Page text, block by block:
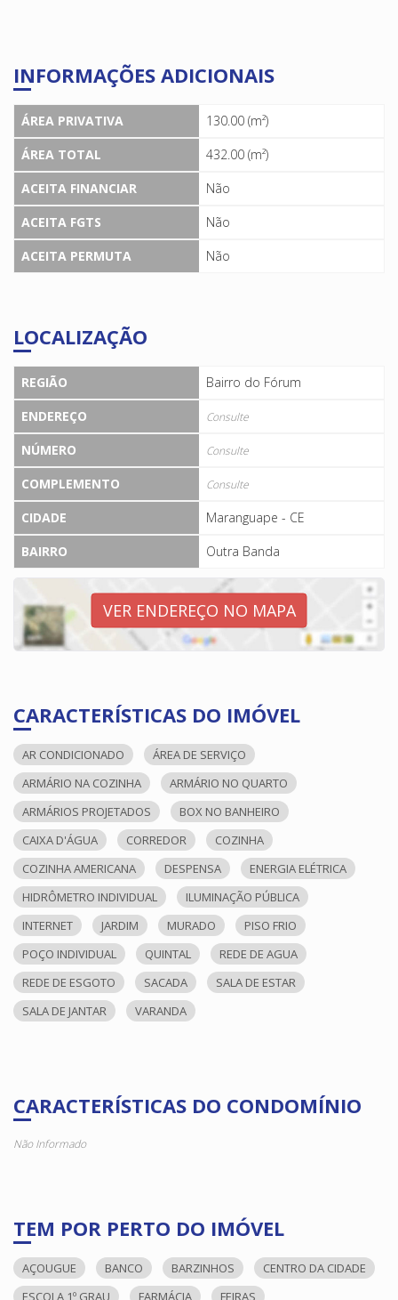
INFORMAÇÕES ADICIONAIS
ÁREA PRIVATIVA
130.00 (m²)
ÁREA TOTAL
432.00 (m²)
ACEITA FINANCIAR
Não
ACEITA FGTS
Não
ACEITA PERMUTA
Não
LOCALIZAÇÃO
REGIÃO
Bairro do Fórum
ENDEREÇO
Consulte
NÚMERO Consulte
COMPLEMENTO Consulte
CIDADE
Maranguape - CE
BAIRRO
Outra Banda
VER ENDEREÇO NO MAPA
CARACTERÍSTICAS DO IMÓVEL
AR CONDICIONADO
ÁREA DE SERVIÇO
ARMÁRIO NA COZINHA
ARMÁRIO NO QUARTO
ARMÁRIOS PROJETADOS
BOX NO BANHEIRO
CAIXA D'ÁGUA
CORREDOR
COZINHA
COZINHA AMERICANA
DESPENSA
ENERGIA ELÉTRICA
HIDRÔMETRO INDIVIDUAL
ILUMINAÇÃO PÚBLICA
INTERNET
JARDIM MURADO
PISO FRIO
POÇO INDIVIDUAL
QUINTAL
REDE DE AGUA
REDE DE ESGOTO
SACADA
SALA DE ESTAR
SALA DE JANTAR
VARANDA
CARACTERÍSTICAS DO CONDOMÍNIO
Não Informado
TEM POR PERTO DO IMÓVEL
AÇOUGUE BANCO BARZINHOS
CENTRO DA CIDADE
ESCOLA 1º GRAU
FARMÁCIA FEIRAS